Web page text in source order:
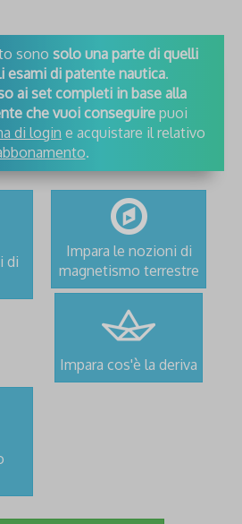
sono solo una parte di quelli
esami di patente nautica.
ai set completi in base alla
che vuoi conseguire puoi
di login e acquistare il relativo
.
di
Impara le nozioni di
magnetismo terrestre
Impara cos'è la deriva